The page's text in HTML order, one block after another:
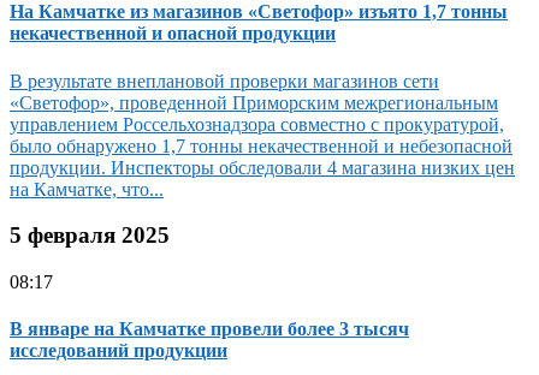
На Камчатке из магазинов «Светофор» изъято 1,7 тонны
некачественной и опасной продукции
В результате внеплановой проверки магазинов сети
«Светофор», проведенной Приморским межрегиональным
управлением Россельхознадзора совместно с прокуратурой,
было обнаружено 1,7 тонны некачественной и небезопасной
продукции. Инспекторы обследовали 4 магазина низких цен
на Камчатке, что...
5 февраля 2025
08:17
В январе на Камчатке провели более 3 тысяч
исследований продукции